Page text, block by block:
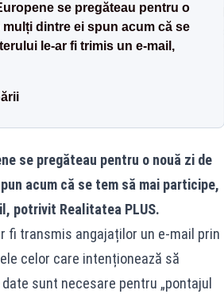
se pregăteau pentru o
dintre ei spun acum că se
le-ar fi trimis un e-mail,
se pregăteau pentru o nouă zi de
acum că se tem să mai participe,
potrivit Realitatea PLUS.
fi transmis angajaților un e-mail prin
celor care intenționează să
sunt necesare pentru „pontajul